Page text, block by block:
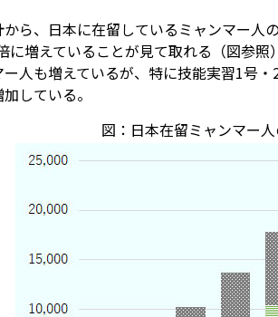
ら、日本に在留しているミャンマー人
に増えていることが見て取れる（図参
人も増えているが、特に技能実習1号
している。
図：日本在留ミャンマー